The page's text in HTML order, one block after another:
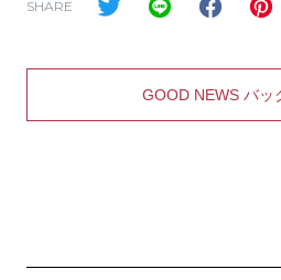
SHARE
GOOD NEWS バッ